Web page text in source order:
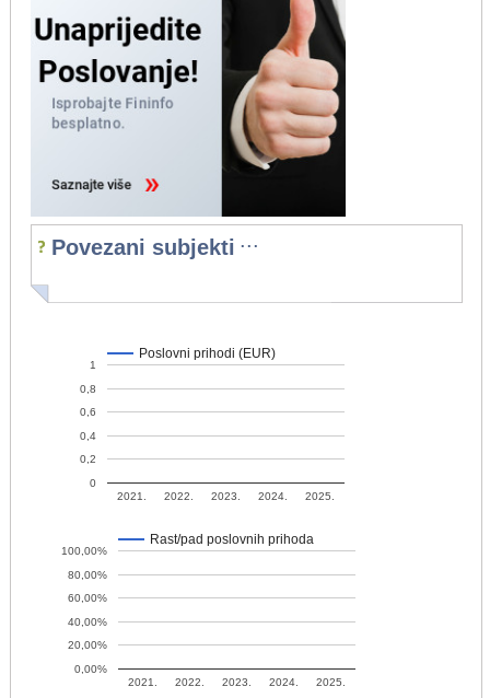
Povezani subjekti ...
Poslovni prihodi (EUR)
2021. 2022. 2023. 2024. 2025.
0
0,2
0,4
0,6
0,8
1
Rast/pad poslovnih prihoda
2021. 2022. 2023. 2024. 2025.
0,00%
20,00%
40,00%
60,00%
80,00%
100,00%